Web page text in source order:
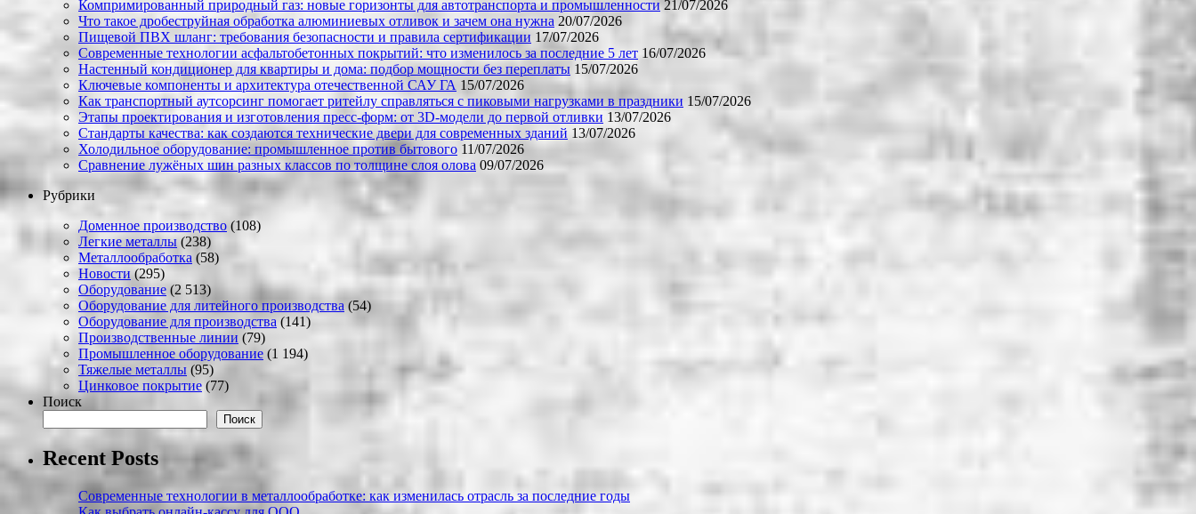
Компримированный природный газ: новые горизонты для автотранспорта и промышленности 21/07/2026
Что такое дробеструйная обработка алюминиевых отливок и зачем она нужна 20/07/2026
Пищевой ПВХ шланг: требования безопасности и правила сертификации 17/07/2026
Современные технологии асфальтобетонных покрытий: что изменилось за последние 5 лет 16/07/2026
Настенный кондиционер для квартиры и дома: подбор мощности без переплаты 15/07/2026
Ключевые компоненты и архитектура отечественной САУ ГА 15/07/2026
Как транспортный аутсорсинг помогает ритейлу справляться с пиковыми нагрузками в праздники 15/07/2026
Этапы проектирования и изготовления пресс-форм: от 3D-модели до первой отливки 13/07/2026
Стандарты качества: как создаются технические двери для современных зданий 13/07/2026
Холодильное оборудование: промышленное против бытового 11/07/2026
Сравнение лужёных шин разных классов по толщине слоя олова 09/07/2026
Рубрики
Доменное производство (108)
Легкие металлы (238)
Металлообработка (58)
Новости (295)
Оборудование (2 513)
Оборудование для литейного производства (54)
Оборудование для производства (141)
Производственные линии (79)
Промышленное оборудование (1 194)
Тяжелые металлы (95)
Цинковое покрытие (77)
Поиск
Поиск
Recent Posts
Современные технологии в металлообработке: как изменилась отрасль за последние годы